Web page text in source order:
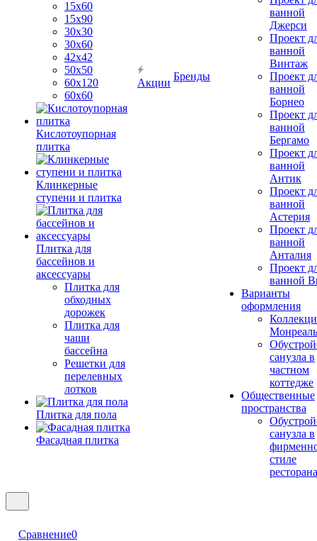
15х60
15x90
30х30
30х60
42х42
50х50
60х120
60х60
Кислотоупорная
плитка
Клинкерные
ступени и плитка
Плитка для
бассейнов и
аксессуары
Плитка для
обходных
дорожек
Плитка для
чаши
бассейна
Решетки для
перелевных
лотков
Плитка для пола
Фасадная плитка
Акции
Бренды
ванной
Джерси
Проект
ванной
Винтаж
Проект
ванной
Борнео
Проект
ванной
Бергамо
Проект
ванной
Антик
Проект
ванной
Астерия
Проект
ванной
Анталия
Проект
ванной
Варианты
оформления
Монреаль
санузла в
частном
коттедже
Общественные
пространства
санузла в
стиле
ресторана
Сравнение0